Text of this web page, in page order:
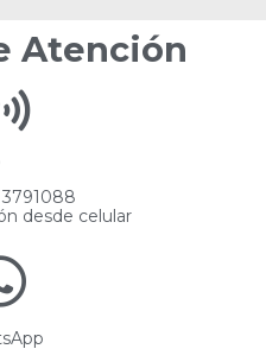
Atención
3791088
desde celular